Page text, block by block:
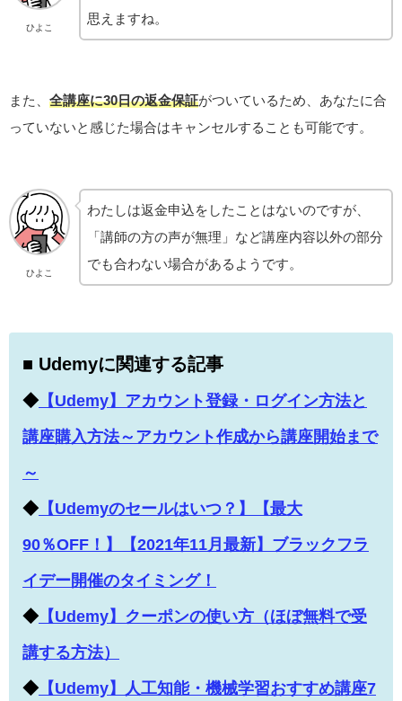
ひよこ
思えますね。
また、 全講座に30日の返金保証がついているため、あなたに合
っていないと感じた場合はキャンセルすることも可能です。
ひよこ
わたしは返金申込をしたことはないのですが、
「講師の方の声が無理」など講座内容以外の部分
でも合わない場合があるようです。
■ Udemyに関連する記事
◆【Udemy】アカウント登録・ログイン方法と
講座購入方法～アカウント作成から講座開始まで
～
◆【Udemyのセールはいつ？】【最大
90％OFF！】【2021年11月最新】ブラックフラ
イデー開催のタイミング！
◆【Udemy】クーポンの使い方（ほぼ無料で受
講する方法）
◆【Udemy】人工知能・機械学習おすすめ講座7